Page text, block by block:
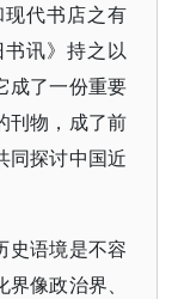
现代书店之有
讯》持之以
成了一份重要
刊物，成了前
同探讨中国近
史语境是不容
像政治界、